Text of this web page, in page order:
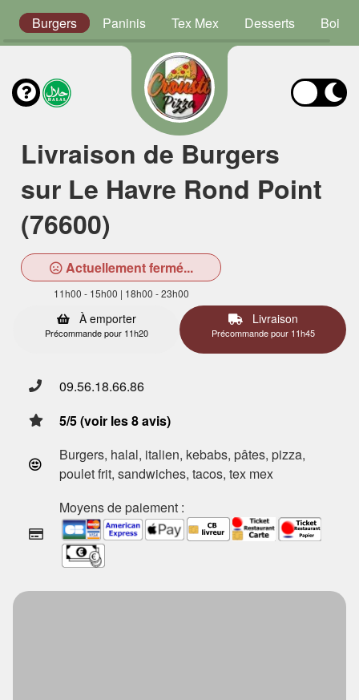
Burgers Paninis Tex Mex Desserts
Livraison de Burgers
sur Le Havre Rond Point
(76600)
Actuellement fermé...
11h00 - 15h00 | 18h00 - 23h00
À emporter
Précommande pour 11h20
Livraison
Précommande pour 11h45
09.56.18.66.86
5/5 (voir les 8 avis)
Burgers, halal, italien, kebabs, pâtes, pizza,
poulet frit, sandwiches, tacos, tex mex
Moyens de paiement :